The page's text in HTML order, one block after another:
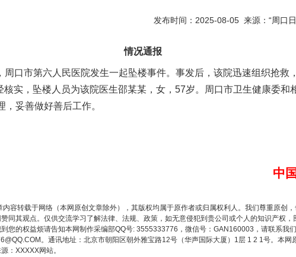
发布时间：2025-08-05 来源： “周口
情况通报
市第六人民医院发生一起坠楼事件。事发后，该院迅速组织抢救
实，坠楼人员为该院医生邵某某，女，57岁。周口市卫生健康委和
妥善做好善后工作。
中
内容转载于网络（本网原创文章除外），其版权均属于原作者或归属权利人。我们尊重原创
同其观点。仅供交流学习了解法律、法规、政策，如无意侵犯到贵公司或个人的知识产权
您的权益烦请告知本网制作采编部QQ号: 3555333776，微信号：GAN160003，请联系我
。通讯地址：北京市朝阳区朝外雅宝路12号（华声国际大厦）1层 1 2 1号。本网
：XXXXX网站。